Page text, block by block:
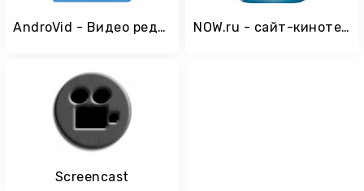
AndroVid - Видео редактор NOW.ru - сайт-кинотеатр
Screencast